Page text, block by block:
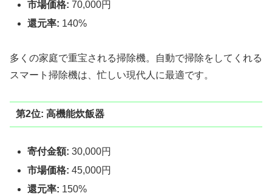
市場価格: 70,000円
還元率: 140%
多くの家庭で重宝される掃除機。自動で掃除をしてくれる
スマート掃除機は、忙しい現代人に最適です。
第2位: 高機能炊飯器
寄付金額: 30,000円
市場価格: 45,000円
還元率: 150%